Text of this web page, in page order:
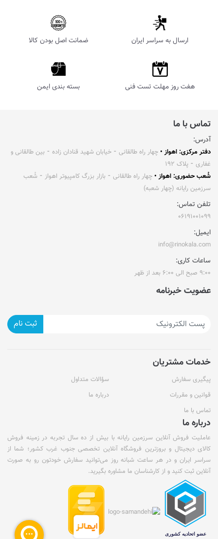
ارسال به سراسر ایران ضمانت اصل بودن کالا
هفت روز مهلت تست فنی بسته بندی ایمن
تماس با ما
آدرس:
دفتر مرکزی: اهواز • چهار راه طالقانی ⁃ خیابان شهید قنادان زاده ⁃ بین طالقانی و
غفاری ⁃ پلاک ۱۹۲
شُعب حضوری: اهواز • چهار راه طالقانی ⁃ بازار بزرگ کامپیوتر اهواز ⁃ شُعب
سرزمین رایانه (چهار شعبه)
تلفن تماس:
۰۶۱۹۱۰۰۱۰۹۹
ایمیل:
info@rinokala.com
ساعات کاری:
۹:۰۰ صبح الی ۶:۰۰ بعد از ظهر
عضویت خبرنامه
ثبت نام
خدمات مشتریان
پیگیری سفارش
سؤالات متداول
قوانین و مقررات
درباره ما
تماس با ما
درباره ما
عاملیت فروش آنلاین سرزمین رایانه با بیش از ده سال تجربه در زمینه فروش
کالای دیجیتال و بروزترین فروشگاه آنلاین تخصصی جنوب غرب کشور؛ شما از
سراسر ایران و در هر ساعت شبانه روز می‌توانید سفارش خودتون رو به صورت
آنلاین ثبت کنید و از کارشناسان ما مشاوره بگیرید.